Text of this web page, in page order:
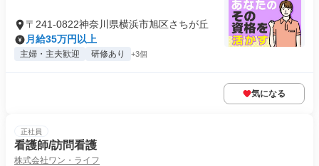
〒241-0822神奈川県横浜市旭区さちが丘
月給35万円以上
主婦・主夫歓迎 研修あり +3個
気になる
正社員
看護師/訪問看護
株式会社ワン・ライフ